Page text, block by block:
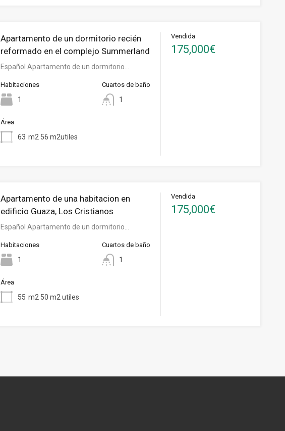
Apartamento de un dormitorio recién
reformado en el complejo Summerland
Español Apartamento de un dormitorio…
Habitaciones
1
Cuartos de baño
1
Área
63 m2 56 m2utiles
Vendida
175,000€
Apartamento de una habitacion en
edificio Guaza, Los Cristianos
Español Apartamento de un dormitorio…
Habitaciones
1
Cuartos de baño
1
Área
55 m2 50 m2 utiles
Vendida
175,000€